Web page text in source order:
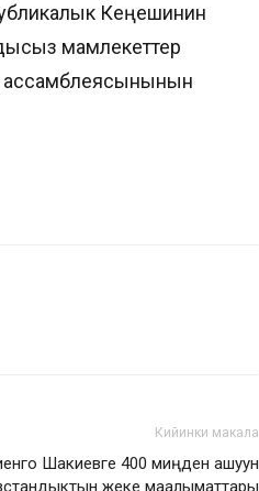
Кеңешинин
мамлекеттер
ассамблеясынынын
Кийинки макала
Шакиевге 400 миңден ашуун
жеке маалыматтары